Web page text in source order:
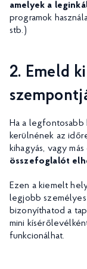
amelyek a
programok
stb.)
2. Emeld
Ha a legfontosabb
kerülnének az
kihagyás, vagy
összefoglalót
Ezen a kiemelt
legjobb személyes
bizonyíthatod a
mini
funkcionálhat.